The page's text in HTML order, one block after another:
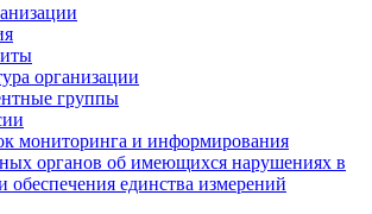
организации
группы
мониторинга и информирования
органов об имеющихся нарушениях в
обеспечения единства измерений